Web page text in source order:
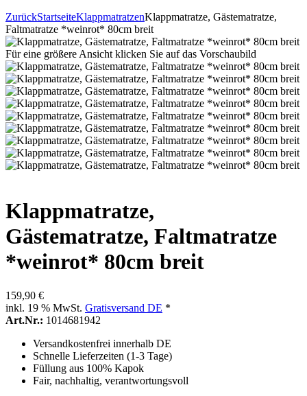
ZurückStartseiteKlappmatratzenKlappmatratze, Gästematratze,
Faltmatratze *weinrot* 80cm breit
Für eine größere Ansicht klicken Sie auf das Vorschaubild
Klappmatratze,
Gästematratze, Faltmatratze
*weinrot* 80cm breit
159,90 €
inkl. 19 % MwSt. Gratisversand DE *
Art.Nr.: 1014681942
Versandkostenfrei innerhalb DE
Schnelle Lieferzeiten (1-3 Tage)
Füllung aus 100% Kapok
Fair, nachhaltig, verantwortungsvoll